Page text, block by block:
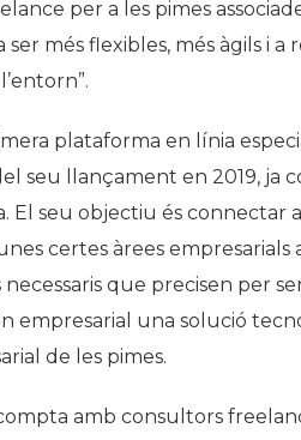
per a les pimes
ser més flexibles, més àgils i
plataforma en línia
seu llançament en 2019, ja
El seu objectiu és connectar
certes àrees
que precisen per
empresarial una solució
de les pimes.
amb consultors